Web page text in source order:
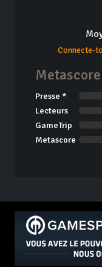
Connecte-
Metascore
Presse *
Lecteurs
GameTrip
Metascore